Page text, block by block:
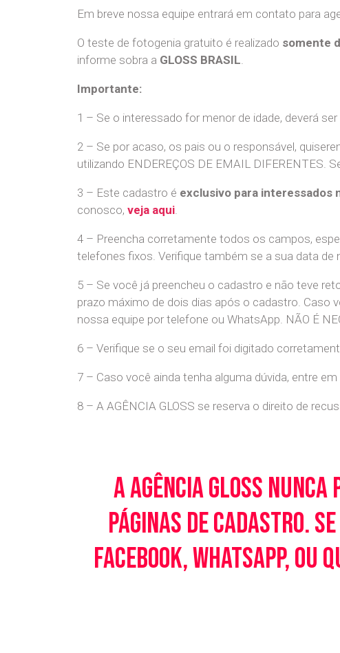
Em breve nossa equipe entrará em contato para
O teste de fotogenia gratuito é realizado somente
informe sobra a GLOSS BRASIL
Importante:
1 – Se o interessado for menor de idade, deverá
2 – Se por acaso, os pais ou o responsável,
utilizando ENDEREÇOS DE EMAIL DIFERENTES.
3 – Este cadastro é exclusivo para interessados
conosco, veja aqui
4 – Preencha corretamente todos os campos,
telefones fixos. Verifique também se a sua data de
5 – Se você já preencheu o cadastro e não teve
prazo máximo de dois dias após o cadastro. Caso
nossa equipe por telefone ou WhatsApp. NÃO É
6 – Verifique se o seu email foi digitado
7 – Caso você ainda tenha alguma dúvida, entre
8 – A AGÊNCIA GLOSS se reserva o direito de
A Agência Gloss
páginas de cadastro.
Facebook, WhatsApp,